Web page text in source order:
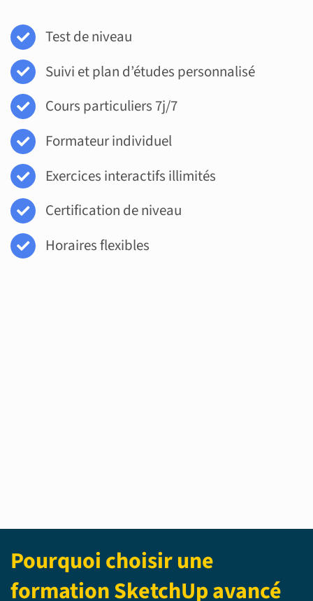
Test de niveau
Suivi et plan d’études personnalisé
Cours particuliers 7j/7
Formateur individuel
Exercices interactifs illimités
Certification de niveau
Horaires flexibles
Pourquoi choisir une
formation SketchUp avancé